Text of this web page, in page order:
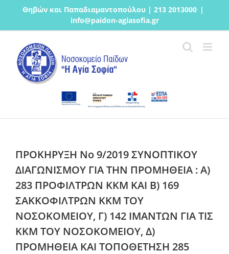
Μετάβαση
περιεχόμενο
Θηβών και Παπαδιαμαντοπούλου | 213 2013000 |
info@paidon-agiasofia.gr
ΠΡΟΚΗΡΥΞΗ Νο 9/2019 ΣΥΝΟΠΤΙΚΟΥ
ΔΙΑΓΩΝΙΣΜΟΥ ΓΙΑ ΤΗΝ ΠΡΟΜΗΘΕΙΑ : Α)
283 ΠΡΟΦΙΛΤΡΩΝ ΚΚΜ ΚΑΙ Β) 169
ΣΑΚΚΟΦΙΛΤΡΩΝ ΚΚΜ ΤΟΥ
ΝΟΣΟΚΟΜΕΙΟΥ, Γ) 142 ΙΜΑΝΤΩΝ ΓΙΑ ΤΙΣ
ΚΚΜ ΤΟΥ ΝΟΣΟΚΟΜΕΙΟΥ, Δ)
ΠΡΟΜΗΘΕΙΑ ΚΑΙ ΤΟΠΟΘΕΤΗΣΗ 285